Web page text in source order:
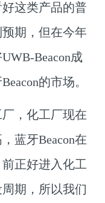
好这类产品的普
期，但在今年
Beacon成
的市场。
厂，化工厂现在
蓝牙Beacon在
正好进入化工
期，所以我们